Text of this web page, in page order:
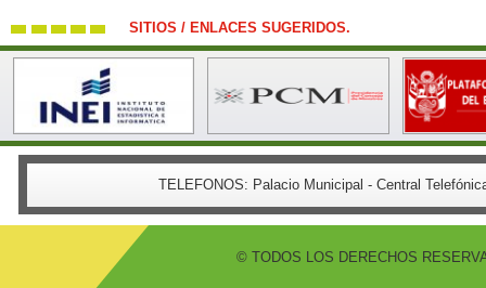
SITIOS / ENLACES SUGERIDOS.
TELEFONOS: Palacio Municipal - Central
© TODOS LOS DERECHOS